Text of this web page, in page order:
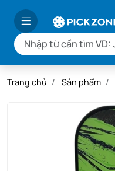
Trang chủ Sản phẩm